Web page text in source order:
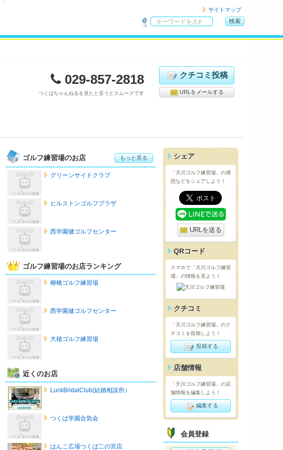
サイトマップ
内
索
検索
029-857-2818
つくばちゃんねるを見たと言うとスムーズです
クチコミ投稿
URLをメールする
ゴルフ練習場のお店 もっと見る
グリーンサイドクラブ
ヒルストンゴルフプラザ
西学園健ゴルフセンター
ゴルフ練習場のお店ランキング
柳橋ゴルフ練習場
西学園健ゴルフセンター
大穂ゴルフ練習場
近くのお店
LuckBridalClub(結婚相談所）
つくば学園合気会
はんこ広場つくば二の宮店
シェア
「天川ゴルフ練習場」の感
想などをシェアしよう！
URLを送る
QRコード
スマホで「天川ゴルフ練習
場」の情報を見よう！
クチコミ
「天川ゴルフ練習場」のク
チコミを投稿しよう！
投稿する
店舗情報
「天川ゴルフ練習場」の店
舗情報を編集しよう！
編集する
会員登録